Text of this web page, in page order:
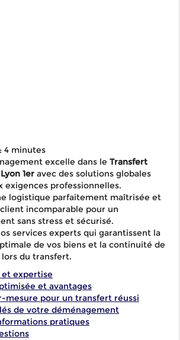
4 minutes
excelle dans le Transfert
1er avec des solutions globales
exigences professionnelles.
logistique parfaitement maîtrisée et
incomparable pour un
sans stress et sécurisé.
services experts qui garantissent la
de vos biens et la continuité de
du transfert.
expertise
et avantages
mesure pour un transfert réussi
de votre déménagement
pratiques